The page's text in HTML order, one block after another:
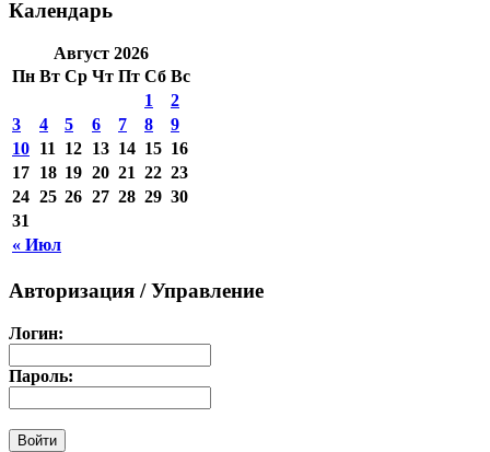
Календарь
Август 2026
Пн Вт Ср Чт Пт Сб Вс
« Июл
1
2
3
4 5 6 7 8
9
10 11 12 13 14 15 16
17 18 19 20 21 22 23
24 25 26 27 28 29 30
31
Авторизация / Управление
Логин:
Пароль: